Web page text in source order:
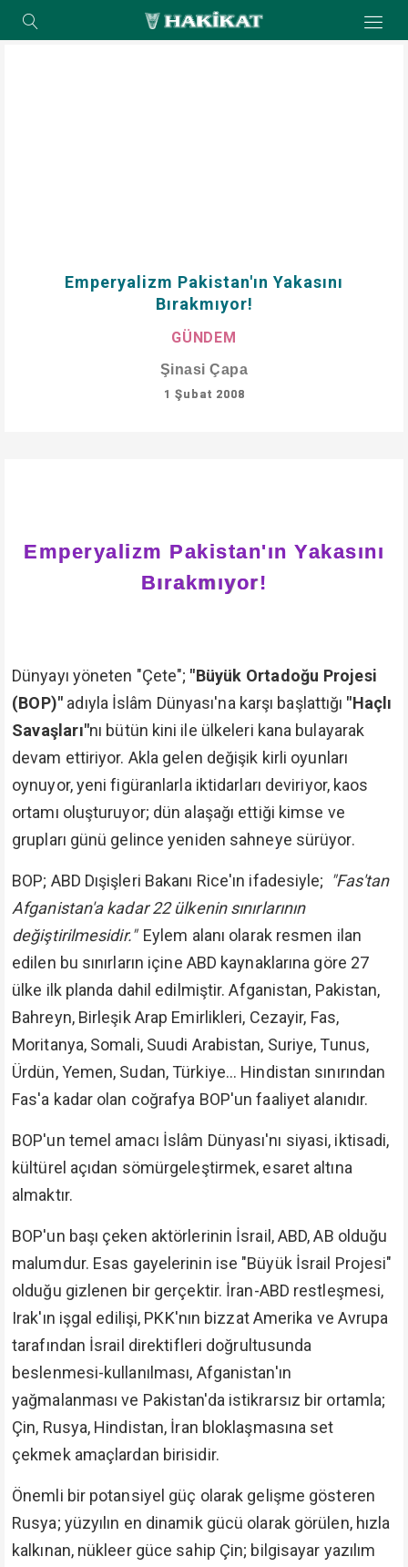
Emperyalizm Pakistan'ın Yakasını
Bırakmıyor!
GÜNDEM
Şinasi Çapa
1 Şubat 2008
Emperyalizm Pakistan'ın Yakasını
Bırakmıyor!
Dünyayı yöneten "Çete"; "Büyük Ortadoğu Projesi
(BOP)" adıyla İslâm Dünyası'na karşı başlattığı "Haçlı
Savaşları"nı bütün kini ile ülkeleri kana bulayarak
devam ettiriyor. Akla gelen değişik kirli oyunları
oynuyor, yeni figüranlarla iktidarları deviriyor, kaos
ortamı oluşturuyor; dün alaşağı ettiği kimse ve
grupları günü gelince yeniden sahneye sürüyor.
BOP; ABD Dışişleri Bakanı Rice'ın ifadesiyle; "Fas'tan
Afganistan'a kadar 22 ülkenin sınırlarının
değiştirilmesidir." Eylem alanı olarak resmen ilan
edilen bu sınırların içine ABD kaynaklarına göre 27
ülke ilk planda dahil edilmiştir. Afganistan, Pakistan,
Bahreyn, Birleşik Arap Emirlikleri, Cezayir, Fas,
Moritanya, Somali, Suudi Arabistan, Suriye, Tunus,
Ürdün, Yemen, Sudan, Türkiye... Hindistan sınırından
Fas'a kadar olan coğrafya BOP'un faaliyet alanıdır.
BOP'un temel amacı İslâm Dünyası'nı siyasi, iktisadi,
kültürel açıdan sömürgeleştirmek, esaret altına
almaktır.
BOP'un başı çeken aktörlerinin İsrail, ABD, AB olduğu
malumdur. Esas gayelerinin ise "Büyük İsrail Projesi"
olduğu gizlenen bir gerçektir. İran-ABD restleşmesi,
Irak'ın işgal edilişi, PKK'nın bizzat Amerika ve Avrupa
tarafından İsrail direktifleri doğrultusunda
beslenmesi-kullanılması, Afganistan'ın
yağmalanması ve Pakistan'da istikrarsız bir ortamla;
Çin, Rusya, Hindistan, İran bloklaşmasına set
çekmek amaçlardan birisidir.
Önemli bir potansiyel güç olarak gelişme gösteren
Rusya; yüzyılın en dinamik gücü olarak görülen, hızla
kalkınan, nükleer güce sahip Çin; bilgisayar yazılım